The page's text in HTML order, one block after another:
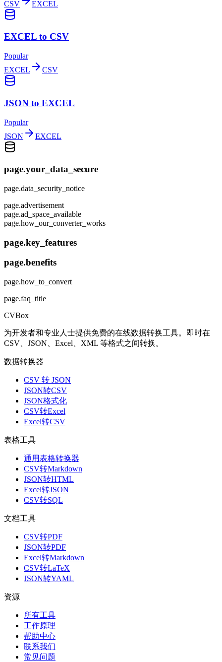
CSV EXCEL
EXCEL to CSV
Popular
EXCEL
CSV
JSON to EXCEL
Popular
JSON
EXCEL
page.your_data_secure
page.data_security_notice
page.advertisement
page.ad_space_available
page.how_our_converter_works
page.key_features
page.benefits
page.how_to_convert
page.faq_title
CVBox
为开发者和专业人士提供免费的在线数据转换工具。即时在
CSV、JSON、Excel、XML 等格式之间转换。
数据转换器
CSV 转 JSON
JSON转CSV
JSON格式化
CSV转Excel
Excel转CSV
表格工具
通用表格转换器
CSV转Markdown
JSON转HTML
Excel转JSON
CSV转SQL
文档工具
CSV转PDF
JSON转PDF
Excel转Markdown
CSV转LaTeX
JSON转YAML
资源
所有工具
工作原理
帮助中心
联系我们
常见问题